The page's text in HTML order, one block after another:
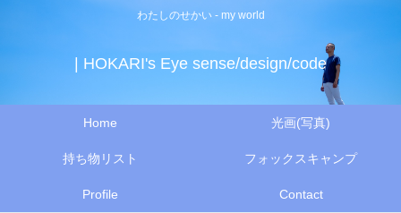
わたしのせかい - my world
| HOKARI's Eye sense/design/code
Home 光画(写真)
持ち物リスト フォックスキャンプ
Profile Contact